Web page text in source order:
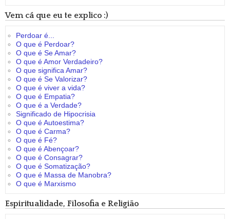
Vem cá que eu te explico :)
Perdoar é...
O que é Perdoar?
O que é Se Amar?
O que é Amor Verdadeiro?
O que significa Amar?
O que é Se Valorizar?
O que é viver a vida?
O que é Empatia?
O que é a Verdade?
Significado de Hipocrisia
O que é Autoestima?
O que é Carma?
O que é Fé?
O que é Abençoar?
O que é Consagrar?
O que é Somatização?
O que é Massa de Manobra?
O que é Marxismo
Espiritualidade, Filosofia e Religião